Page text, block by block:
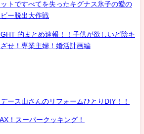
トですべてを失ったキグナス氷子の愛の
ー脱出大作戦
的まとめ速報！！子供が欲しいど陰キ
せ！専業主婦！婚活計画編
ース山さんのリフォームひとりDIY！！
！スーパークッキング！